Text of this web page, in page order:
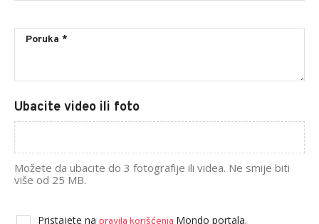
Ubacite video ili foto
Možete da ubacite do 3 fotografije ili videa. Ne smije biti
više od 25 MB.
Pristajete na pravila korišćenja Mondo portala.